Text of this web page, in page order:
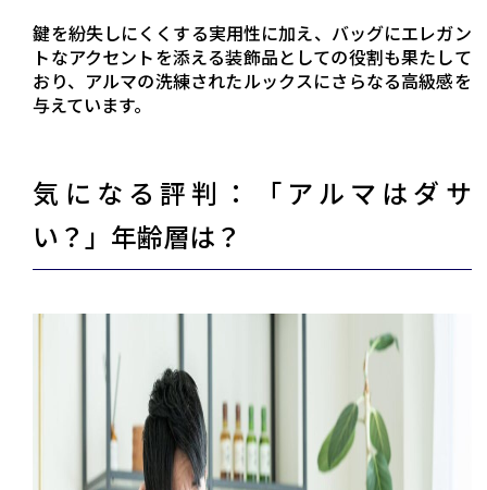
鍵を紛失しにくくする実用性に加え、バッグにエレガン
トなアクセントを添える装飾品としての役割も果たして
おり、アルマの洗練されたルックスにさらなる高級感を
与えています。
気になる評判：「アルマはダサ
い？」年齢層は？